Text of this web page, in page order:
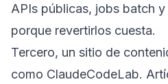
APIs públicas, jobs batch
porque revertirlos cuesta.
Tercero, un sitio de
como ClaudeCodeLab.